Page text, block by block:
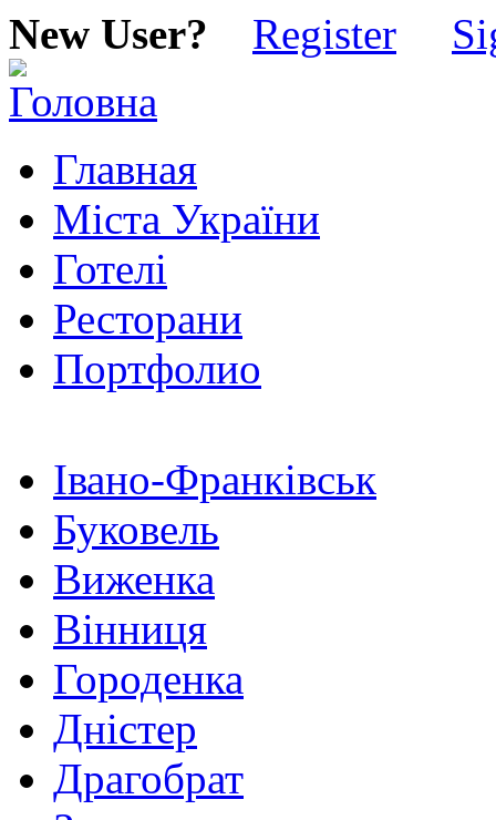
New User? Register
Главная
Міста України
Готелі
Ресторани
Портфолио
Івано-Франківськ
Буковель
Виженка
Вінниця
Городенка
Дністер
Драгобрат